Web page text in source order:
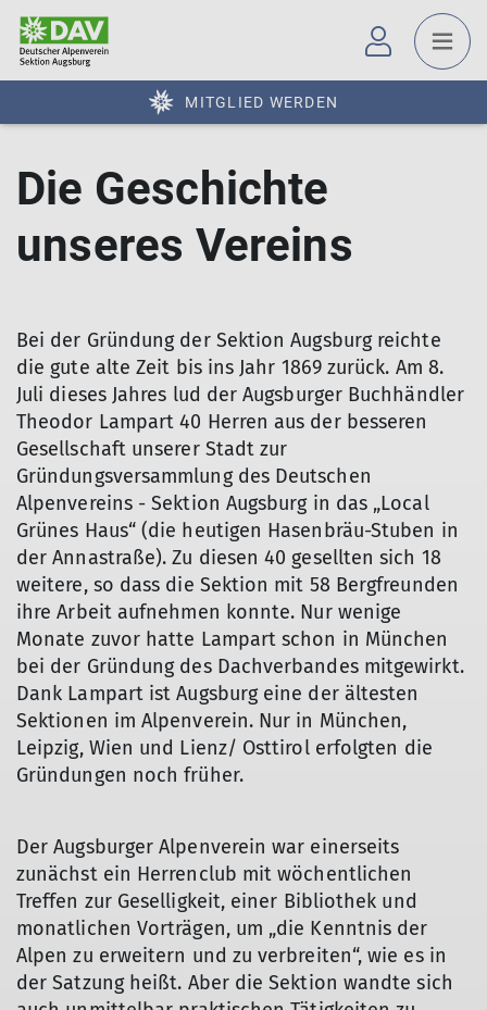
MITGLIED WERDEN
Die Geschichte
unseres Vereins
Bei der Gründung der Sektion Augsburg reichte
die gute alte Zeit bis ins Jahr 1869 zurück. Am 8.
Juli dieses Jahres lud der Augsburger Buchhändler
Theodor Lampart 40 Herren aus der besseren
Gesellschaft unserer Stadt zur
Gründungsversammlung des Deutschen
Alpenvereins - Sektion Augsburg in das „Local
Grünes Haus“ (die heutigen Hasenbräu-Stuben in
der Annastraße). Zu diesen 40 gesellten sich 18
weitere, so dass die Sektion mit 58 Bergfreunden
ihre Arbeit aufnehmen konnte. Nur wenige
Monate zuvor hatte Lampart schon in München
bei der Gründung des Dachverbandes mitgewirkt.
Dank Lampart ist Augsburg eine der ältesten
Sektionen im Alpenverein. Nur in München,
Leipzig, Wien und Lienz/ Osttirol erfolgten die
Gründungen noch früher.
Der Augsburger Alpenverein war einerseits
zunächst ein Herrenclub mit wöchentlichen
Treffen zur Geselligkeit, einer Bibliothek und
monatlichen Vorträgen, um „die Kenntnis der
Alpen zu erweitern und zu verbreiten“, wie es in
der Satzung heißt. Aber die Sektion wandte sich